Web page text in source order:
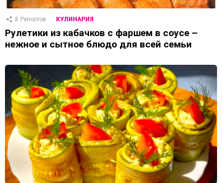
8 Репостов КУЛИНАРИЯ
Рулетики из кабачков с фаршем в соусе –
нежное и сытное блюдо для всей семьи